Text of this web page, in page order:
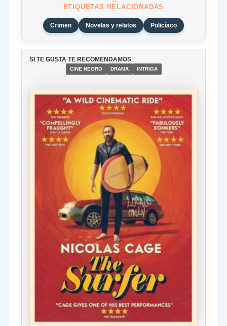
ETIQUETAS RELACIONADAS
Crimen Novelas y relatos Policíaco
SI TE GUSTA TE RECOMENDAMOS
CINE NEGRO DRAMA INTRIGA